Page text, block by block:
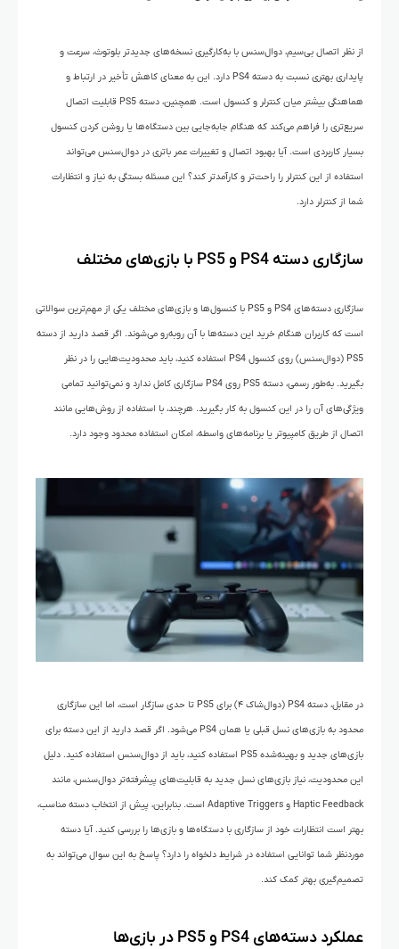
از نظر اتصال بی‌سیم، دوال‌سنس با به‌کارگیری نسخه‌های جدیدتر بلوتوث، سرعت و
پایداری بهتری نسبت به دسته PS4 دارد. این به معنای کاهش تأخیر در ارتباط و
هماهنگی بیشتر میان کنترلر و کنسول است. همچنین، دسته PS5 قابلیت اتصال
سریع‌تری را فراهم می‌کند که هنگام جابه‌جایی بین دستگاه‌ها یا روشن کردن کنسول
بسیار کاربردی است. آیا بهبود اتصال و تغییرات عمر باتری در دوال‌سنس می‌تواند
استفاده از این کنترلر را راحت‌تر و کارآمدتر کند؟ این مسئله بستگی به نیاز و انتظارات
شما از کنترلر دارد.
سازگاری دسته‌ PS4 و PS5 با بازی‌های مختلف
سازگاری دسته‌های PS4 و PS5 با کنسول‌ها و بازی‌های مختلف یکی از مهم‌ترین سوالاتی
است که کاربران هنگام خرید این دسته‌ها با آن روبه‌رو می‌شوند. اگر قصد دارید از دسته
PS5 (دوال‌سنس) روی کنسول PS4 استفاده کنید، باید محدودیت‌هایی را در نظر
بگیرید. به‌طور رسمی، دسته PS5 روی PS4 سازگاری کامل ندارد و نمی‌توانید تمامی
ویژگی‌های آن را در این کنسول به کار بگیرید. هرچند، با استفاده از روش‌هایی مانند
اتصال از طریق کامپیوتر یا برنامه‌های واسطه، امکان استفاده محدود وجود دارد.
در مقابل، دسته PS4 (دوال‌شاک ۴) برای PS5 تا حدی سازگار است، اما این سازگاری
محدود به بازی‌های نسل قبلی یا همان PS4 می‌شود. اگر قصد دارید از این دسته برای
بازی‌های جدید و بهینه‌شده PS5 استفاده کنید، باید از دوال‌سنس استفاده کنید. دلیل
این محدودیت، نیاز بازی‌های نسل جدید به قابلیت‌های پیشرفته‌تر دوال‌سنس، مانند
Haptic Feedback و Adaptive Triggers است. بنابراین، پیش از انتخاب دسته مناسب،
بهتر است انتظارات خود از سازگاری با دستگاه‌ها و بازی‌ها را بررسی کنید. آیا دسته
موردنظر شما توانایی استفاده در شرایط دلخواه را دارد؟ پاسخ به این سوال می‌تواند به
تصمیم‌گیری بهتر کمک کند.
عملکرد دسته‌های PS4 و PS5 در بازی‌ها